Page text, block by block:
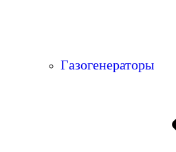
Газогенераторы